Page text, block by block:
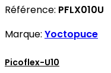
Référence: PFLX010U
Marque: Yoctopuce
Picoflex-U10